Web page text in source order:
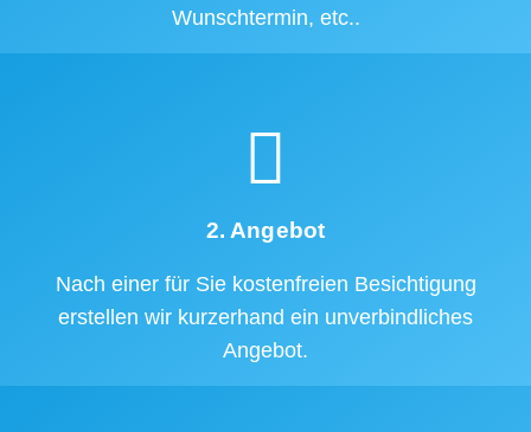
Wunschtermin, etc..
2. Angebot
Nach einer für Sie kostenfreien Besichtigung
erstellen wir kurzerhand ein unverbindliches
Angebot.